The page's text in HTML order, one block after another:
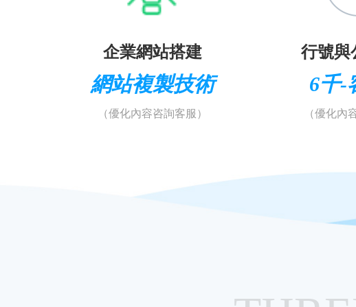
企業網站搭建
網站複製技術
（優化內容咨詢客服）
行號與
6千-
（優化內